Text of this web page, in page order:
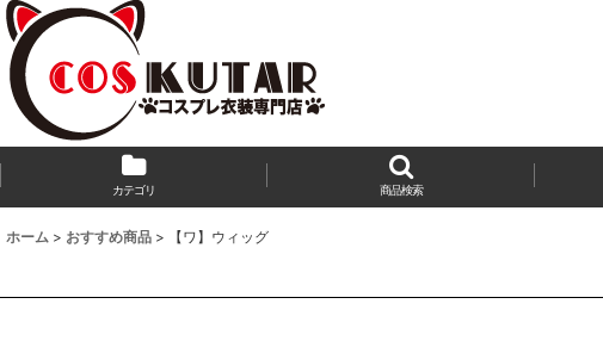
カテゴリ 商品検索
ホーム > おすすめ商品 > 【ワ】ウィッグ